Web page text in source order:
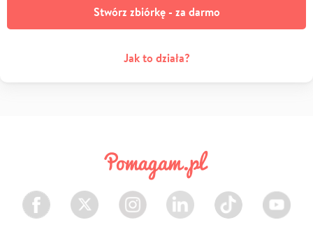
Stwórz zbiórkę - za darmo
Jak to działa?
Facebook Twitter Instagram LinkedIn TikTok Youtube